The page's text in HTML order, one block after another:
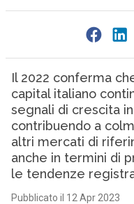
Il 2022 conferma
capital italiano
segnali di crescita
contribuendo a
altri mercati di
anche in termini di
le tendenze
Pubblicato il 12 Apr 2023